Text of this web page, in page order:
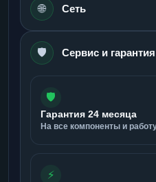
🌐 Сеть
🛡️ Сервис и гарантия
🛡️
Гарантия 24 месяца
На все компоненты и
⚡